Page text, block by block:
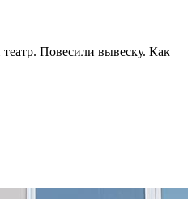
Повесили вывеску. Как